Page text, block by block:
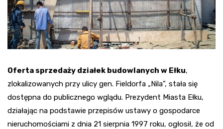
Oferta sprzedaży działek budowlanych w Ełku,
zlokalizowanych przy ulicy gen. Fieldorfa „Nila”, stała się
dostępna do publicznego wglądu. Prezydent Miasta Ełku,
działając na podstawie przepisów ustawy o gospodarce
nieruchomościami z dnia 21 sierpnia 1997 roku, ogłosił, że od